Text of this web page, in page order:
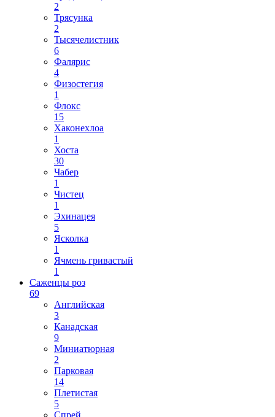
2
Трясунка
2
Тысячелистник
6
Фалярис
4
Физостегия
1
Флокс
15
Хаконехлоа
1
Хоста
30
Чабер
1
Чистец
1
Эхинацея
5
Ясколка
1
Ячмень гривастый
1
Саженцы роз
69
Английская
3
Канадская
9
Миниатюрная
2
Парковая
14
Плетистая
5
Спрей